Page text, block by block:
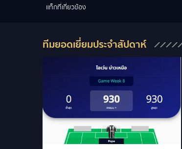
แท็กที่เกี่ยวข้อง
ทีมยอดเยี่ยมประจำสัปดาห์